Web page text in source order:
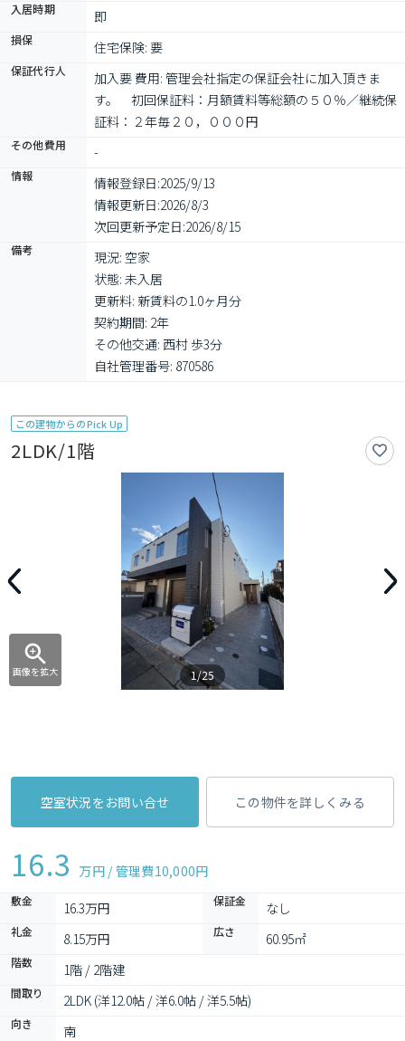
入居時期 即
損保 住宅保険: 要
保証代行人
加入要 費用: 管理会社指定の保証会社に加入頂きま
す。　初回保証料：月額賃料等総額の５０％／継続保
証料：２年毎２０，０００円
その他費用 -
情報 情報登録日:2025/9/13
情報更新日:2026/8/3
次回更新予定日:2026/8/15
備考
現況: 空家
状態: 未入居
更新料: 新賃料の1.0ヶ月分
契約期間: 2年
その他交通: 西村 歩3分
自社管理番号: 870586
この建物からのPick Up
2LDK/1階
画像を拡大 1/25
空室状況をお問い合せ この物件を詳しくみる
16.3 万円 / 管理費10,000円
敷金 16.3万円 保証金 なし
礼金 8.15万円 広さ 60.95㎡
階数 1階 / 2階建
間取り 2LDK (洋12.0帖 / 洋6.0帖 / 洋5.5帖)
向き
南